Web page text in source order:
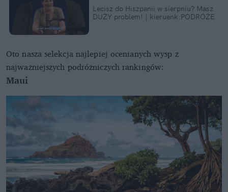
Lecisz do Hiszpanii w sierpniu? Masz
DUŻY problem! ️| kieruenk:PODRÓŻE
Oto nasza selekcja najlepiej ocenianych wysp z
najważniejszych podróżniczych rankingów:
Maui